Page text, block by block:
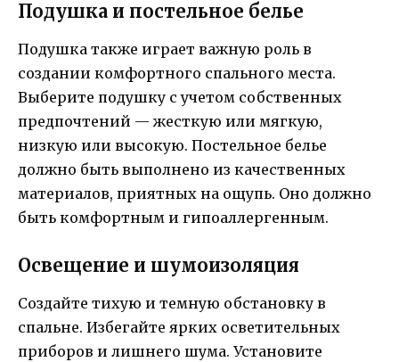
Подушка и постельное белье
Подушка также играет важную роль в
создании комфортного спального места.
Выберите подушку с учетом собственных
предпочтений — жесткую или мягкую,
низкую или высокую. Постельное белье
должно быть выполнено из качественных
материалов, приятных на ощупь. Оно должно
быть комфортным и гипоаллергенным.
Освещение и шумоизоляция
Создайте тихую и темную обстановку в
спальне. Избегайте ярких осветительных
приборов и лишнего шума. Установите